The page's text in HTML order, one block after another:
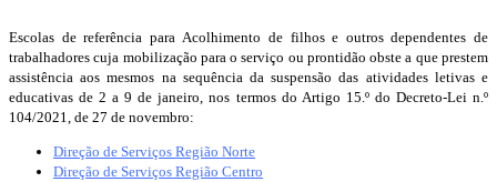
Escolas de referência para Acolhimento de filhos e outros dependentes de
trabalhadores cuja mobilização para o serviço ou prontidão obste a que prestem
assistência aos mesmos na sequência da suspensão das atividades letivas e
educativas de 2 a 9 de janeiro, nos termos do Artigo 15.º do Decreto-Lei n.º
104/2021, de 27 de novembro:
Direção de Serviços Região Norte
Direção de Serviços Região Centro